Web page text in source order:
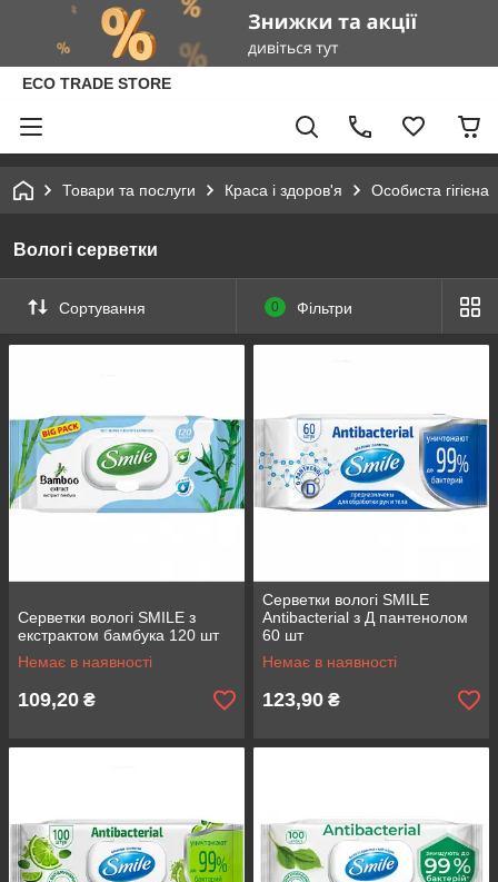
ECO TRADE STORE
Товари та послуги Краса і здоров'я Особиста гігієна
Вологі серветки
Сортування 0 Фільтри
Серветки вологі SMILE з
екстрактом бамбука 120 шт
Немає в наявності
109,20 ₴
Серветки вологі SMILE
Antibacterial з Д пантенолом
60 шт
Немає в наявності
123,90 ₴